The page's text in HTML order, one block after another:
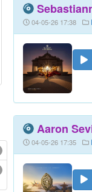
04-05-26 17:38
Aaron
04-05-26 17:35